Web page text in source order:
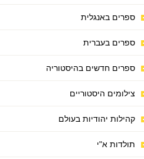
ספרים באנגלית
ספרים בעברית
ספרים חדשים בהיסטוריה
צילומים היסטוריים
קהילות יהודיות בעולם
תולדות א"י